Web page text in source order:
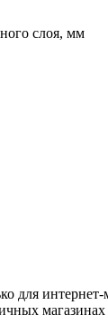
слоя, мм
для
магазинах